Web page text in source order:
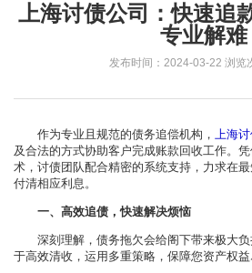
上海讨债公司：快速追
专业解难
发布时间：2024-03-22 浏览
作为专业且规范的债务追偿机构， 上海讨
及合法的方式协助客户完成账款回收工作。
术，讨债团队配合精密的系统支持，力求在
付清相应利息。
一、高效追债，快速解决烦恼
深刻理解，债务拖欠会给阁下带来极大
于高效清收，运用多重策略，保障您资产权益